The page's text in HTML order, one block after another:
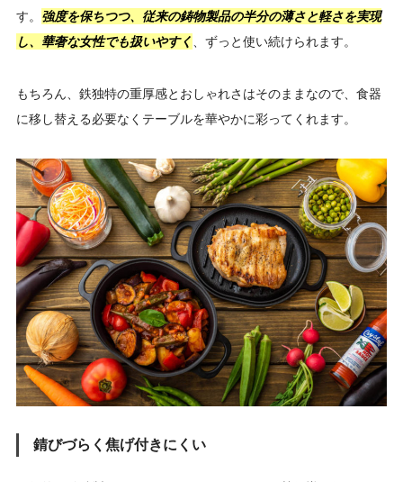
す。 強度を保ちつつ、従来の鋳物製品の半分の薄さと軽さを実現
し、華奢な女性でも扱いやすく、ずっと使い続けられます。
もちろん、鉄独特の重厚感とおしゃれさはそのままなので、食器
に移し替える必要なくテーブルを華やかに彩ってくれます。
錆びづらく焦げ付きにくい